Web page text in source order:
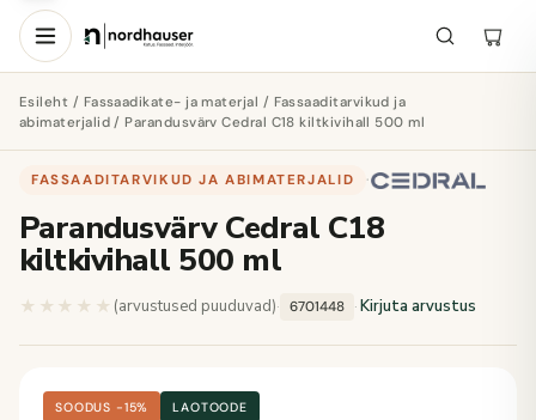
Esileht / Fassaadikate- ja materjal / Fassaaditarvikud ja
abimaterjalid/ Parandusvärv Cedral C18 kiltkivihall 500 ml
FASSAADITARVIKUD JA ABIMATERJALID ·
Parandusvärv Cedral C18
kiltkivihall 500 ml
★★★★★ ★★★★★
(arvustused puuduvad)· 6701448 ·Kirjuta arvustus
SOODUS −15% LAOTOODE